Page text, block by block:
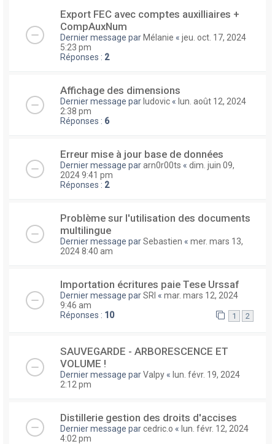
Export FEC avec comptes auxilliaires +
CompAuxNum
Dernier message par Mélanie « jeu. oct. 17, 2024
5:23 pm
Réponses : 2
Affichage des dimensions
Dernier message par ludovic « lun. août 12, 2024
2:38 pm
Réponses : 6
Erreur mise à jour base de données
Dernier message pararn0r00ts « dim. juin 09,
2024 9:41 pm
Réponses : 2
Problème sur l'utilisation des documents
multilingue
Dernier message parSebastien « mer. mars 13,
2024 8:40 am
Importation écritures paie Tese Urssaf
Dernier message parSRI « mar. mars 12, 2024
9:46 am
Réponses : 10 1 2
SAUVEGARDE - ARBORESCENCE ET
VOLUME !
Dernier message parValpy « lun. févr. 19, 2024
2:12 pm
Distillerie gestion des droits d'accises
Dernier message parcedric.o « lun. févr. 12, 2024
4:02 pm